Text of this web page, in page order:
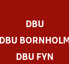
DBU
DBU BORNHOLM
DBU FYN